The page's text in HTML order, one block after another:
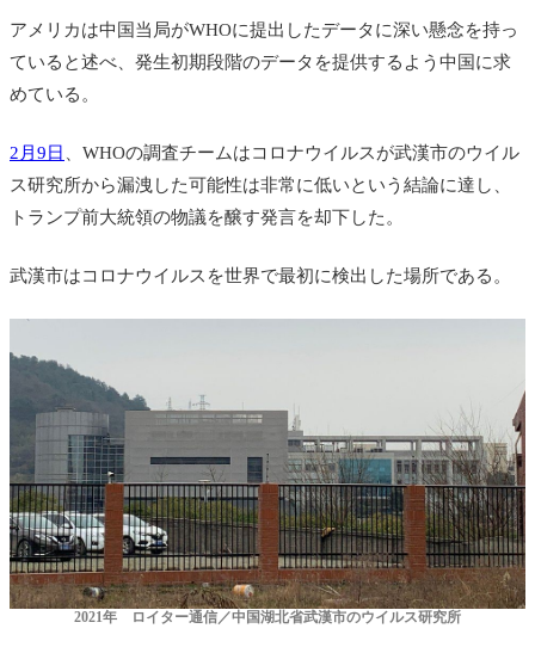
アメリカは中国当局がWHOに提出したデータに深い懸念を持っ
ていると述べ、発生初期段階のデータを提供するよう中国に求
めている。
2月9日
、WHOの調査チームはコロナウイルスが武漢市のウイル
ス研究所から漏洩した可能性は非常に低いという結論に達し、
トランプ前大統領の物議を醸す発言を却下した。
武漢市はコロナウイルスを世界で最初に検出した場所である。
2021年 ロイター通信／中国湖北省武漢市のウイルス研究所